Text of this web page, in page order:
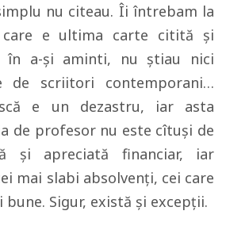
nu citeau. Îi întrebam la
care e ultima carte citită şi
în a-şi aminti, nu ştiau nici
de scriitori contemporani…
e un dezastru, iar asta
de profesor nu este cîtuşi de
şi apreciată financiar, iar
mai slabi absolvenţi, cei care
Sigur, există şi excepţii.